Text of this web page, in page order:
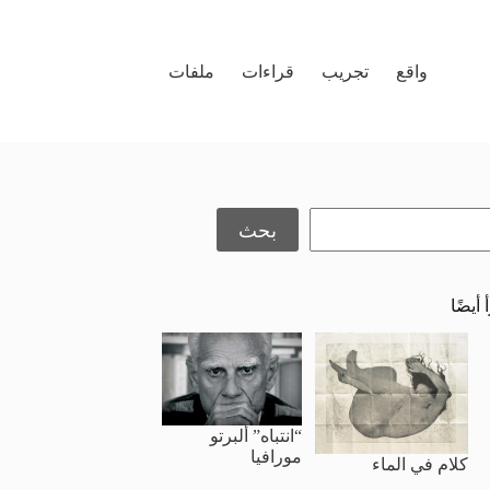
واقع
تجريب قراءات ملفات
بحث
أيضًا
كلام في الماء
“انتباه” ألبرتو
مورافيا